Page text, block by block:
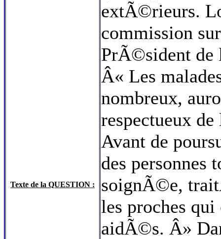
Texte de la QUESTION :
extÃ©rieurs.
commission
PrÃ©sident
Â« Les
nombreux,
respectueux
Avant de
des personnes
soignÃ©e,
les proches
aidÃ©s. Â»